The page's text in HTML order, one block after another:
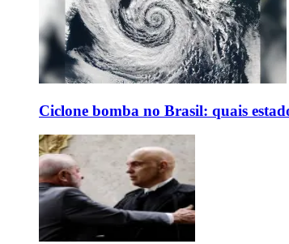
Ciclone bomba no Brasil: quais